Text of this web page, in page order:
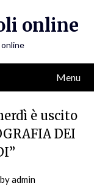
online
online
Menu
è uscito
DEI
byadmin